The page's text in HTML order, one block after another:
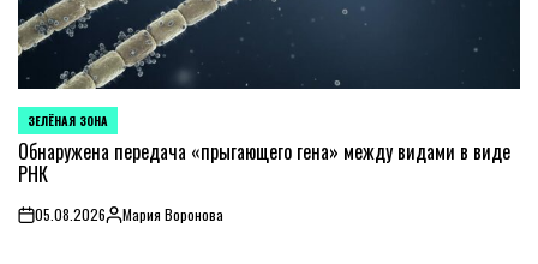
POSTED
IN
ЗЕЛЁНАЯ ЗОНА
Обнаружена передача «прыгающего гена» между видами в виде
РНК
on05.08.2026PostedМария Воронова